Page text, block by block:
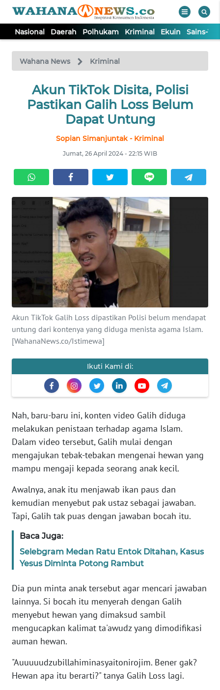
Nasional Daerah Polhukam Kriminal Ekuin Sains-
Wahana News Kriminal
Akun TikTok Disita, Polisi
Pastikan Galih Loss Belum
Dapat Untung
Sopian Simanjuntak - Kriminal
Jumat, 26 April 2024 - 22:15 WIB
Akun TikTok Galih Loss dipastikan Polisi belum mendapat
untung dari kontenya yang diduga menista agama Islam.
[WahanaNews.co/Istimewa]
Ikuti Kami di:
Nah, baru-baru ini, konten video Galih diduga
melakukan penistaan terhadap agama Islam.
Dalam video tersebut, Galih mulai dengan
mengajukan tebak-tebakan mengenai hewan yang
mampu mengaji kepada seorang anak kecil.
Awalnya, anak itu menjawab ikan paus dan
kemudian menyebut pak ustaz sebagai jawaban.
Tapi, Galih tak puas dengan jawaban bocah itu.
Baca Juga:
Selebgram Medan Ratu Entok Ditahan, Kasus
Yesus Diminta Potong Rambut
Dia pun minta anak tersebut agar mencari jawaban
lainnya. Si bocah itu menyerah dengan Galih
menyebut hewan yang dimaksud sambil
mengucapkan kalimat ta'awudz yang dimodifikasi
auman hewan.
"Auuuuudzubillahiminasyaitonirojim. Bener gak?
Hewan apa itu berarti?" tanya Galih Loss lagi.
TV
Tutup
NASIONAL
KRIMINAL
EKUIN
SAINS-TEKNO
KESEHATAN
INTERNASIONAL
SERBA-SERBI
PENDIDIKAN
EDITORIAL
Informasi
INDEKS
BERITA
KONTAK
KAMI
INFO
IKLAN
KAMI
PEDOMAN
MEDIA
SIBER
REDAKSI